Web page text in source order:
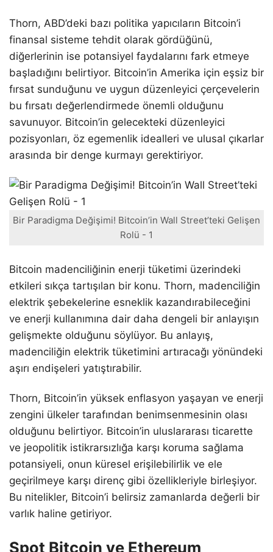
Thorn, ABD’deki bazı politika yapıcıların Bitcoin’i
finansal sisteme tehdit olarak gördüğünü,
diğerlerinin ise potansiyel faydalarını fark etmeye
başladığını belirtiyor. Bitcoin’in Amerika için eşsiz bir
fırsat sunduğunu ve uygun düzenleyici çerçevelerin
bu fırsatı değerlendirmede önemli olduğunu
savunuyor. Bitcoin’in gelecekteki düzenleyici
pozisyonları, öz egemenlik idealleri ve ulusal çıkarlar
arasında bir denge kurmayı gerektiriyor.
Bir Paradigma Değişimi! Bitcoin’in Wall Street’teki Gelişen
Rolü - 1
Bitcoin madenciliğinin enerji tüketimi üzerindeki
etkileri sıkça tartışılan bir konu. Thorn, madenciliğin
elektrik şebekelerine esneklik kazandırabileceğini
ve enerji kullanımına dair daha dengeli bir anlayışın
gelişmekte olduğunu söylüyor. Bu anlayış,
madenciliğin elektrik tüketimini artıracağı yönündeki
aşırı endişeleri yatıştırabilir.
Thorn, Bitcoin’in yüksek enflasyon yaşayan ve enerji
zengini ülkeler tarafından benimsenmesinin olası
olduğunu belirtiyor. Bitcoin’in uluslararası ticarette
ve jeopolitik istikrarsızlığa karşı koruma sağlama
potansiyeli, onun küresel erişilebilirlik ve ele
geçirilmeye karşı direnç gibi özellikleriyle birleşiyor.
Bu nitelikler, Bitcoin’i belirsiz zamanlarda değerli bir
varlık haline getiriyor.
Spot Bitcoin ve Ethereum